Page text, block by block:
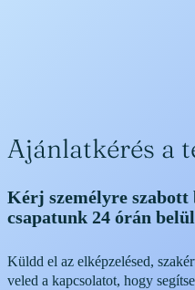
Ajánlatkérés a
Kérj személyre
csapatunk 24 órán
Küldd el az elképzelésed,
veled a kapcsolatot, hogy